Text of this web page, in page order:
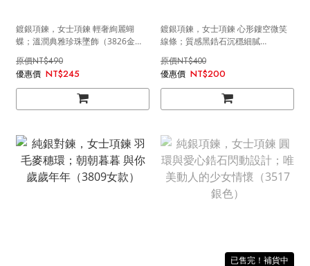
鍍銀項鍊，女士項鍊 輕奢絢麗蝴
蝶；溫潤典雅珍珠墜飾（3826金
NT$490
NT$245
鍍銀項鍊，女士項鍊 心形鏤空微笑
線條；質感黑鋯石沉穩細膩
（3825）
NT$400
NT$200
售完